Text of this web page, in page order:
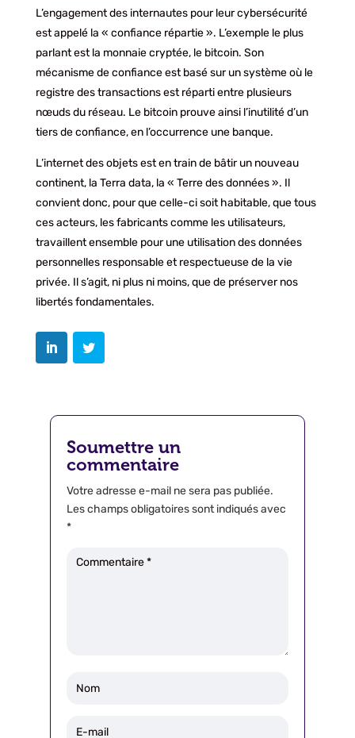
L’engagement des internautes pour leur cybersécurité
est appelé la « confiance répartie ». L’exemple le plus
parlant est la monnaie cryptée, le bitcoin. Son
mécanisme de confiance est basé sur un système où le
registre des transactions est réparti entre plusieurs
nœuds du réseau. Le bitcoin prouve ainsi l’inutilité d’un
tiers de confiance, en l’occurrence une banque.
L’internet des objets est en train de bâtir un nouveau
continent, la Terra data, la « Terre des données ». Il
convient donc, pour que celle-ci soit habitable, que tous
ces acteurs, les fabricants comme les utilisateurs,
travaillent ensemble pour une utilisation des données
personnelles responsable et respectueuse de la vie
privée. Il s’agit, ni plus ni moins, que de préserver nos
libertés fondamentales.
Soumettre un
commentaire
Votre adresse e-mail ne sera pas publiée.
Les champs obligatoires sont indiqués avec
*